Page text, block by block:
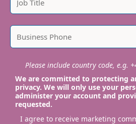
Please include country code, e.g.
We are committed to protecting
privacy. We will only use your
administer your account and
requested.
I agree to receive marketing